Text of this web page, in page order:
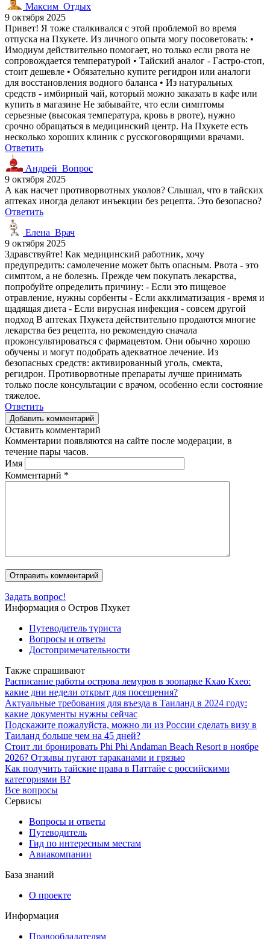
Максим_Отдых
9 октября 2025
Привет! Я тоже сталкивался с этой проблемой во время
отпуска на Пхукете. Из личного опыта могу посоветовать: •
Имодиум действительно помогает, но только если рвота не
сопровождается температурой • Тайский аналог - Гастро-стоп,
стоит дешевле • Обязательно купите регидрон или аналоги
для восстановления водного баланса • Из натуральных
средств - имбирный чай, который можно заказать в кафе или
купить в магазине Не забывайте, что если симптомы
серьезные (высокая температура, кровь в рвоте), нужно
срочно обращаться в медицинский центр. На Пхукете есть
несколько хороших клиник с русскоговорящими врачами.
Ответить
Андрей_Вопрос
9 октября 2025
А как насчет противорвотных уколов? Слышал, что в тайских
аптеках иногда делают инъекции без рецепта. Это безопасно?
Ответить
Елена_Врач
9 октября 2025
Здравствуйте! Как медицинский работник, хочу
предупредить: самолечение может быть опасным. Рвота - это
симптом, а не болезнь. Прежде чем покупать лекарства,
попробуйте определить причину: - Если это пищевое
отравление, нужны сорбенты - Если акклиматизация - время и
щадящая диета - Если вирусная инфекция - совсем другой
подход В аптеках Пхукета действительно продаются многие
лекарства без рецепта, но рекомендую сначала
проконсультироваться с фармацевтом. Они обычно хорошо
обучены и могут подобрать адекватное лечение. Из
безопасных средств: активированный уголь, смекта,
регидрон. Противорвотные препараты лучше принимать
только после консультации с врачом, особенно если состояние
тяжелое.
Ответить
Добавить комментарий
Оставить комментарий
Комментарии появляются на сайте после модерации, в
течение пары часов.
Имя
Комментарий *
Задать вопрос!
Информация о Остров Пхукет
Путеводитель туриста
Вопросы и ответы
Достопримечательности
Также спрашивают
Расписание работы острова лемуров в зоопарке Кхао Кхео:
какие дни недели открыт для посещения?
Актуальные требования для въезда в Таиланд в 2024 году:
какие документы нужны сейчас
Подскажите пожалуйста, можно ли из России сделать визу в
Таиланд больше чем на 45 дней?
Стоит ли бронировать Phi Phi Andaman Beach Resort в ноябре
2026? Отзывы пугают тараканами и грязью
Как получить тайские права в Паттайе с российскими
категориями B?
Все вопросы
Сервисы
Вопросы и ответы
Путеводитель
Гид по интересным местам
Авиакомпании
База знаний
О проекте
Информация
Правообладателям